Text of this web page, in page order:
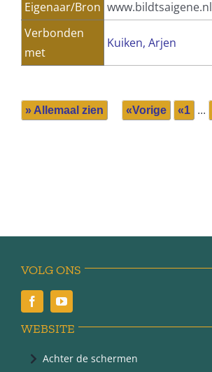
Eigenaar/Bron www.bildtsaigene.nl
Verbonden
met
Kuiken, Arjen
» Allemaal zien «Vorige «1 ...
VOLG ONS
WEBSITE
Achter de schermen